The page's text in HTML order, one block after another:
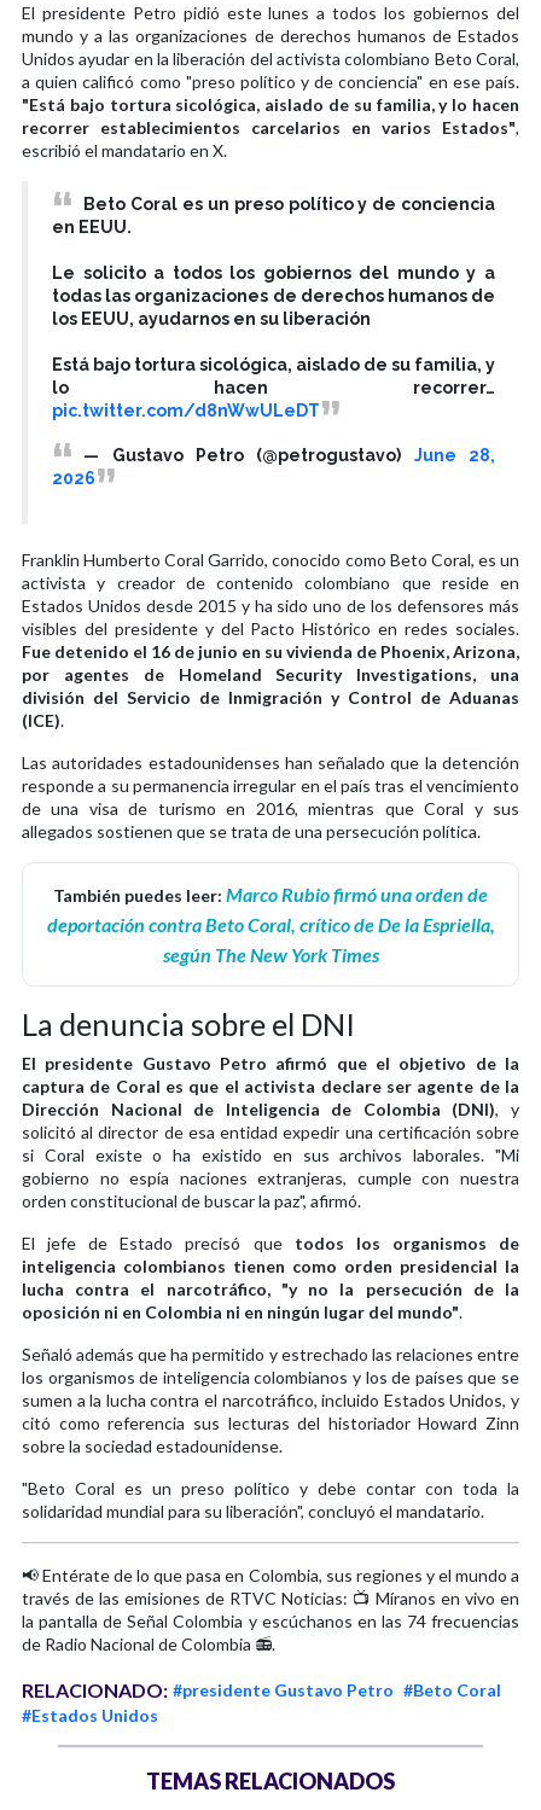
El presidente Petro pidió este lunes a todos los gobiernos del
mundo y a las organizaciones de derechos humanos de Estados
Unidos ayudar en la liberación del activista colombiano Beto Coral,
a quien calificó como "preso político y de conciencia" en ese país.
"Está bajo tortura sicológica, aislado de su familia, y lo hacen
recorrer establecimientos carcelarios en varios Estados",
escribió el mandatario en X.
Beto Coral es un preso político y de conciencia
en EEUU.
Le solicito a todos los gobiernos del mundo y a
todas las organizaciones de derechos humanos de
los EEUU, ayudarnos en su liberación
Está bajo tortura sicológica, aislado de su familia, y
lo hacen recorrer…
pic.twitter.com/d8nWwULeDT
— Gustavo Petro (@petrogustavo) June 28,
2026
Franklin Humberto Coral Garrido, conocido como Beto Coral, es un
activista y creador de contenido colombiano que reside en
Estados Unidos desde 2015 y ha sido uno de los defensores más
visibles del presidente y del Pacto Histórico en redes sociales.
Fue detenido el 16 de junio en su vivienda de Phoenix, Arizona,
por agentes de Homeland Security Investigations, una
división del Servicio de Inmigración y Control de Aduanas
(ICE).
Las autoridades estadounidenses han señalado que la detención
responde a su permanencia irregular en el país tras el vencimiento
de una visa de turismo en 2016, mientras que Coral y sus
allegados sostienen que se trata de una persecución política.
También puedes leer: Marco Rubio firmó una orden de
deportación contra Beto Coral, crítico de De la Espriella,
según The New York Times
La denuncia sobre el DNI
El presidente Gustavo Petro afirmó que el objetivo de la
captura de Coral es que el activista declare ser agente de la
Dirección Nacional de Inteligencia de Colombia (DNI), y
solicitó al director de esa entidad expedir una certificación sobre
si Coral existe o ha existido en sus archivos laborales. "Mi
gobierno no espía naciones extranjeras, cumple con nuestra
orden constitucional de buscar la paz", afirmó.
El jefe de Estado precisó quetodos los organismos de
inteligencia colombianos tienen como orden presidencial la
lucha contra el narcotráfico, "y no la persecución de la
oposición ni en Colombia ni en ningún lugar del mundo".
Señaló además que ha permitido y estrechado las relaciones entre
los organismos de inteligencia colombianos y los de países que se
sumen a la lucha contra el narcotráfico, incluido Estados Unidos, y
citó como referencia sus lecturas del historiador Howard Zinn
sobre la sociedad estadounidense.
"Beto Coral es un preso político y debe contar con toda la
solidaridad mundial para su liberación", concluyó el mandatario.
📢 Entérate de lo que pasa en Colombia, sus regiones y el mundo a
través de las emisiones de RTVC Noticias: 📺 Míranos en vivo en
la pantalla de Señal Colombia y escúchanos en las 74 frecuencias
de Radio Nacional de Colombia 📻.
RELACIONADO: #presidente Gustavo Petro #Beto Coral
#Estados Unidos
TEMAS RELACIONADOS